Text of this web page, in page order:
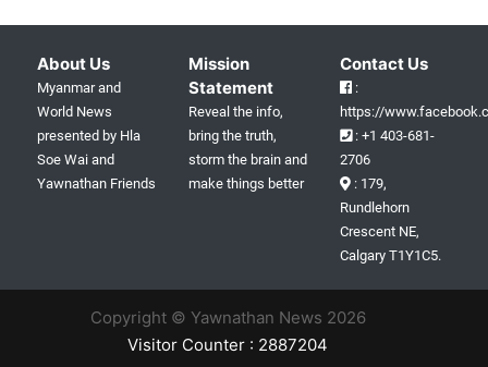
About Us
Myanmar and
World News
presented by Hla
Soe Wai and
Yawnathan Friends
Mission
Statement
Reveal the info,
bring the truth,
storm the brain and
make things better
Contact Us
:
https://
: +1 403-681-
2706
: 179,
Rundlehorn
Crescent NE,
Calgary T1Y1C5.
Copyright © Yawnathan News 2026
Visitor Counter : 2887204